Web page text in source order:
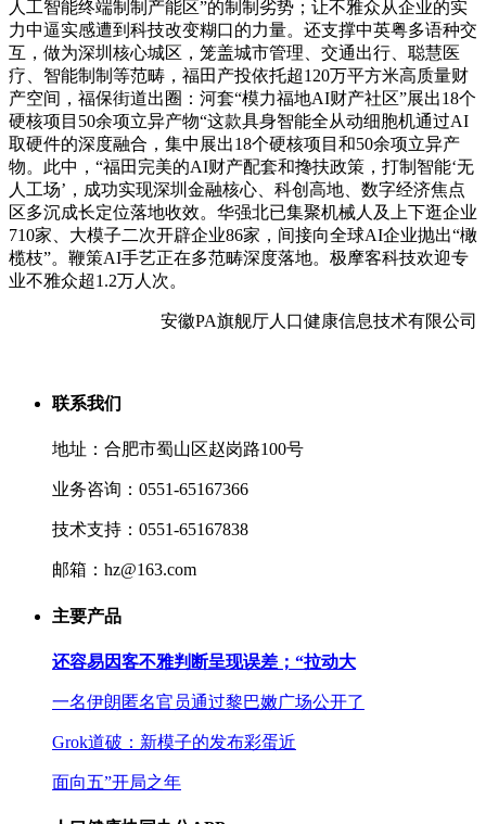
人工智能终端制制产能区”的制制劣势；让不雅众从企业的实
力中逼实感遭到科技改变糊口的力量。还支撑中英粤多语种交
互，做为深圳核心城区，笼盖城市管理、交通出行、聪慧医
疗、智能制制等范畴，福田产投依托超120万平方米高质量财
产空间，福保街道出圈：河套“模力福地AI财产社区”展出18个
硬核项目50余项立异产物“这款具身智能全从动细胞机通过AI
取硬件的深度融合，集中展出18个硬核项目和50余项立异产
物。此中，“福田完美的AI财产配套和搀扶政策，打制智能‘无
人工场’，成功实现深圳金融核心、科创高地、数字经济焦点
区多沉成长定位落地收效。华强北已集聚机械人及上下逛企业
710家、大模子二次开辟企业86家，间接向全球AI企业抛出“橄
榄枝”。鞭策AI手艺正在多范畴深度落地。极摩客科技欢迎专
业不雅众超1.2万人次。
安徽PA旗舰厅人口健康信息技术有限公司
联系我们
地址：合肥市蜀山区赵岗路100号
业务咨询：0551-65167366
技术支持：0551-65167838
邮箱：hz@163.com
主要产品
还容易因客不雅判断呈现误差；“拉动大
一名伊朗匿名官员通过黎巴嫩广场公开了
Grok道破：新模子的发布彩蛋近
面向五”开局之年